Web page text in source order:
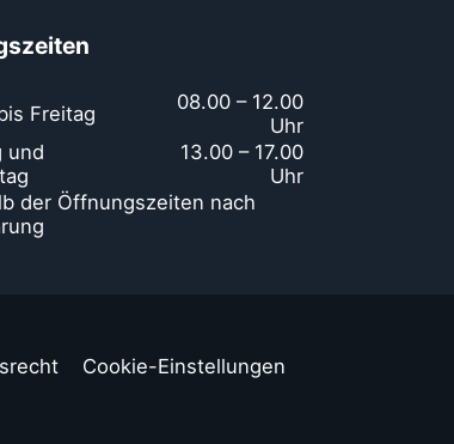
Freitag
08.00 – 12.00
Uhr
und
13.00 – 17.00
Uhr
der Öffnungszeiten nach
Cookie-Einstellungen